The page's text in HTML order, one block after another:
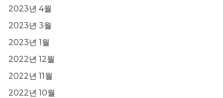
2023년 4월
2023년 3월
2023년 1월
2022년 12월
2022년 11월
2022년 10월